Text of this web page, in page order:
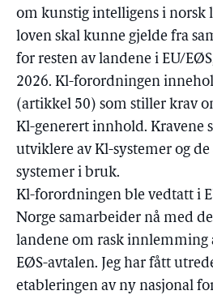
om kunstig intelligens i norsk
loven skal kunne gjelde fra
for resten av landene i EU/
2026. Kl-forordningen
(artikkel 50) som stiller krav
Kl-generert innhold. Kravene
utviklere av Kl-systemer og de
systemer i bruk.
Kl-forordningen ble vedtatt i
Norge samarbeider nå med
landene om rask innlemming
EØS-avtalen. Jeg har fått
etableringen av ny nasjonal